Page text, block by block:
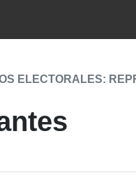
ELECTORALES: